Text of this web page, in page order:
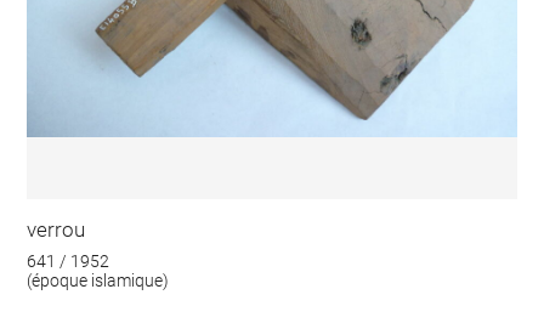
verrou
641 / 1952
(époque islamique)